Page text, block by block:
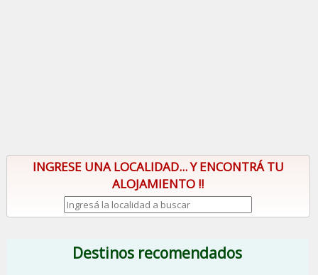
INGRESE UNA LOCALIDAD... Y ENCONTRÁ TU
ALOJAMIENTO !!
Destinos recomendados